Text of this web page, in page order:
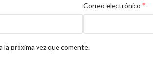
Correo electrónico *
la próxima vez que comente.